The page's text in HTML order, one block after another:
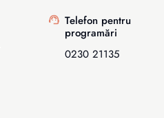
Telefon pentru
programări
0230 21135